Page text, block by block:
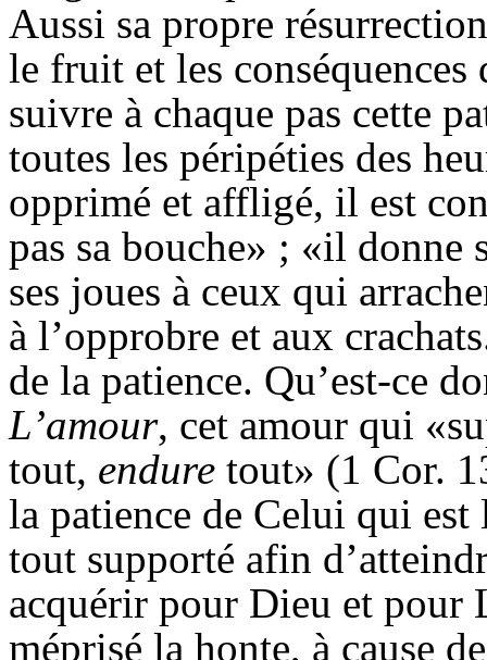
Aussi sa propre
le fruit et les
suivre à chaque pas cette
toutes les péripéties des
opprimé et affligé, il est
pas sa bouche» ; «il donne
ses joues à ceux qui
à l’opprobre et aux
de la patience. Qu’est-ce
L’amour, cet amour qui
tout, endure tout» (1 Cor.
la patience de Celui qui est
tout supporté afin
acquérir pour Dieu et
méprisé la honte, à cause